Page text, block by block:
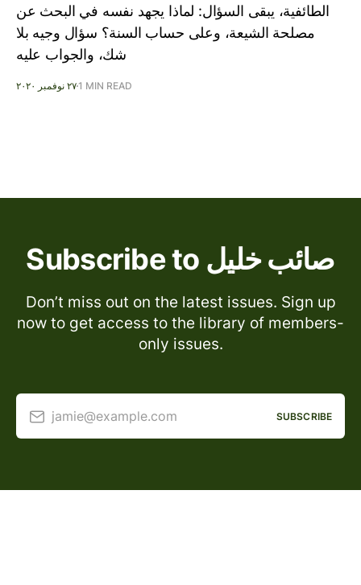
الطائفية، يبقى السؤال: لماذا يجهد نفسه في البحث عن
مصلحة الشيعة، وعلى حساب السنة؟ سؤال وجيه بلا
شك، والجواب عليه
٢٧ نوفمبر ٢٠٢٠1 MIN READ
Subscribe to صائب خليل
Don’t miss out on the latest issues. Sign up
now to get access to the library of members-
only issues.
jamie@example.com SUBSCRIBE